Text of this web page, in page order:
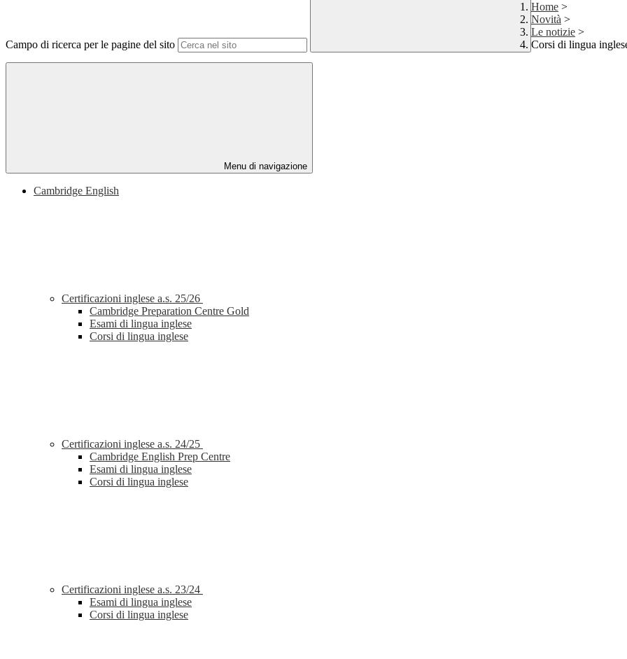
Campo di ricerca per le pagine del sito
Home >
Novità >
Le notizie >
Corsi di lingua
Menu di navigazione
Cambridge English
Certificazioni inglese a.s. 25/26
Cambridge Preparation Centre Gold
Esami di lingua inglese
Corsi di lingua inglese
Certificazioni inglese a.s. 24/25
Cambridge English Prep Centre
Esami di lingua inglese
Corsi di lingua inglese
Certificazioni inglese a.s. 23/24
Esami di lingua inglese
Corsi di lingua inglese